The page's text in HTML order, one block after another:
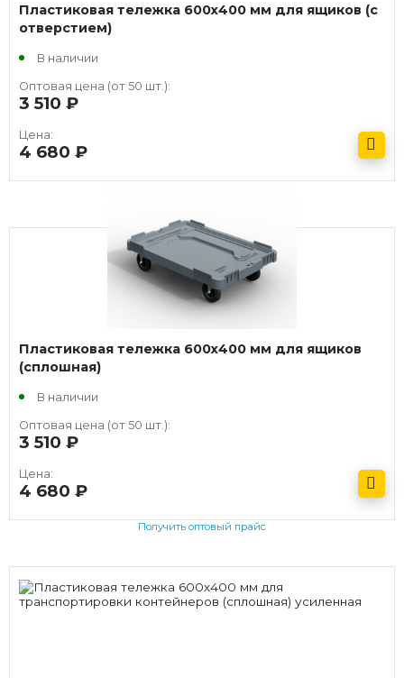
Пластиковая тележка 600х400 мм для ящиков (с
отверстием)
В наличии
Оптовая цена (от 50 шт.):
3 510
Цена:
4 680
Пластиковая тележка 600х400 мм для ящиков
(сплошная)
В наличии
Оптовая цена (от 50 шт.):
3 510
Цена:
4 680
Получить оптовый прайс